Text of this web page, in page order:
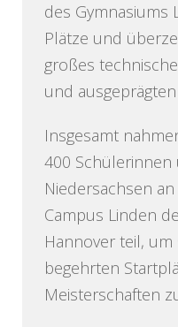
des Gymnasiums
Plätze und
großes
und ausgeprägten
Insgesamt
400 Schülerinnen
Niedersachsen
Campus Linden
Hannover teil,
begehrten
Meisterschaften